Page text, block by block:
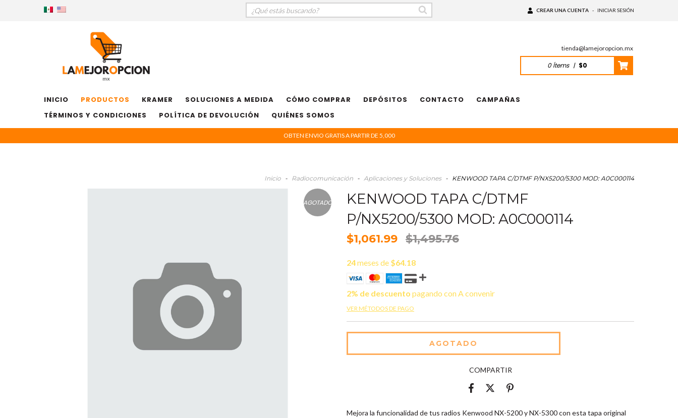
CREAR UNA CUENTA - INICIAR SESIÓN
tienda@lamejoropcion.mx
0Ítems | $0
INICIO PRODUCTOS KRAMER SOLUCIONES A MEDIDA CÓMO COMPRAR DEPÓSITOS CONTACTO
CAMPAÑAS
TÉRMINOS Y CONDICIONES
POLÍTICA DE DEVOLUCIÓN QUIÉNES SOMOS
OBTEN ENVIO GRATIS A PARTIR DE 5,000
Inicio - Radiocomunicación - Aplicaciones y Soluciones - KENWOOD TAPA C/DTMF P/NX5200/5300 MOD: A0C000114
AGOTADO
KENWOOD TAPA C/DTMF
P/NX5200/5300 MOD: A0C000114
$1,061.99 $1,495.76
24meses de $64.18
2% de descuento pagando con A convenir
VER MÉTODOS DE PAGO
COMPARTIR
Mejora la funcionalidad de tus radios Kenwood NX-5200 y NX-5300 con esta tapa original